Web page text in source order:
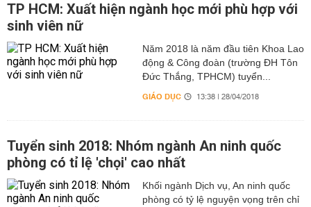
TP HCM: Xuất hiện ngành học mới phù hợp với
sinh viên nữ
Năm 2018 là năm đầu tiên Khoa Lao
động & Công đoàn (trường ĐH Tôn
Đức Thắng, TPHCM) tuyển...
GIÁO DỤC 13:38 | 28/04/2018
Tuyển sinh 2018: Nhóm ngành An ninh quốc
phòng có tỉ lệ 'chọi' cao nhất
Khối ngành Dịch vụ, An ninh quốc
phòng có tỷ lệ nguyện vọng trên chỉ